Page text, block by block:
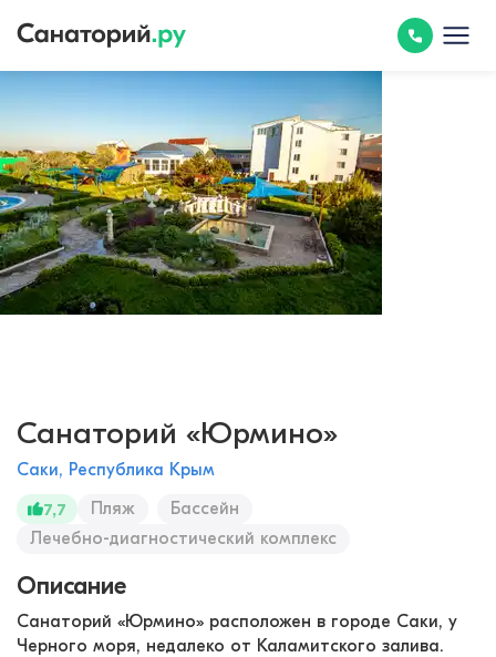
Санаторий «Юрмино»
Саки, Республика Крым
7,7
Пляж
Бассейн
Лечебно-диагностический комплекс
Описание
Санаторий «Юрмино» расположен в городе Саки, у
Черного моря, недалеко от Каламитского залива.